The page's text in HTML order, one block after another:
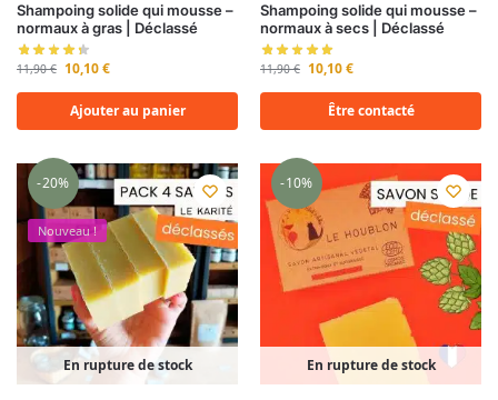
Shampoing solide qui mousse –
normaux à gras | Déclassé
11,90€ 10,10€
Ajouter au panier
Shampoing solide qui mousse –
normaux à secs | Déclassé
11,90€ 10,10€
Être contacté
-20%
Nouveau !
En rupture de stock
-10%
En rupture de stock